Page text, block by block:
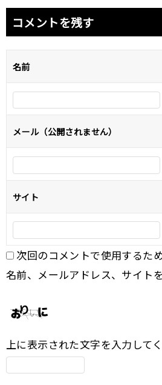
ビ
ー
シ
ョ
ン
コメントを残す
名前
メール（公開されません）
サイト
次回のコメントで使用するた
名前、メールアドレス、サイト
上に表示された文字を入力してく